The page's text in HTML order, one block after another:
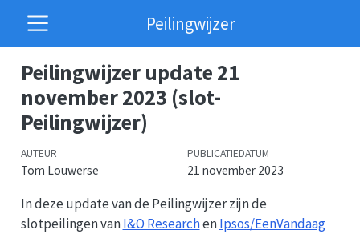
Peilingwijzer
Peilingwijzer update 21
november 2023 (slot-
Peilingwijzer)
AUTEUR
Tom Louwerse
PUBLICATIEDATUM
21 november 2023
In deze update van de Peilingwijzer zijn de
slotpeilingen vanI&O ResearchenIpsos/EenVandaag